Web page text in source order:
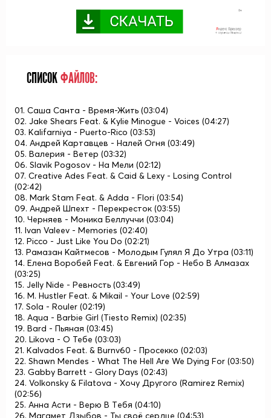
СПИСОКФАЙЛОВ:
01. Саша Санта - Время-Жить (03:04)
02. Jake Shears Feat. & Kylie Minogue - Voices (04:27)
03. Kalifarniya - Puerto-Rico (03:53)
04. Андрей Картавцев - Налей Огня (03:49)
05. Валерия - Ветер (03:32)
06. Slavik Pogosov - На Мели (02:12)
07. Creative Ades Feat. & Caid & Lexy - Losing Control
(02:42)
08. Mark Stam Feat. & Adda - Flori (03:54)
09. Андрей Шпехт - Перекресток (03:55)
10. Черняев - Моника Беллуччи (03:04)
11. Ivan Valeev - Memories (02:40)
12. Picco - Just Like You Do (02:21)
13. Рамазан Кайтмесов - Молодым Гулял Я До Утра (03:11)
14. Елена Воробей Feat. & Евгений Гор - Небо В Алмазах
(03:25)
15. Jelly Nide - Ревность (03:49)
16. M. Hustler Feat. & Mikail - Your Love (02:59)
17. Sola - Rouler (02:19)
18. Aqua - Barbie Girl (Tiesto Remix) (02:35)
19. Bard - Пьяная (03:45)
20. Likova - О Тебе (03:03)
21. Kalvados Feat. & Burnv60 - Просекко (02:03)
22. Shawn Mendes - What The Hell Are We Dying For (03:50)
23. Gabby Barrett - Glory Days (02:43)
24. Volkonsky & Filatova - Хочу Другого (Ramirez Remix)
(02:56)
25. Анна Асти - Верю B Tебя (04:10)
26. Магамет Дзыбов - Ты своё сердце (04:53)